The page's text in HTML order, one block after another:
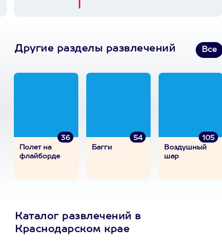
Другие разделы развлечений Все
36
Полет на
флайборде
54
Багги
105
Воздушный
шар
Каталог развлечений в
Краснодарском крае